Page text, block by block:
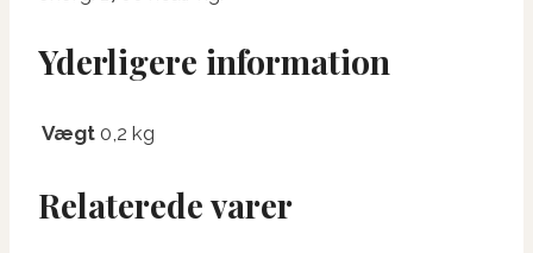
Yderligere information
Vægt 0,2 kg
Relaterede varer